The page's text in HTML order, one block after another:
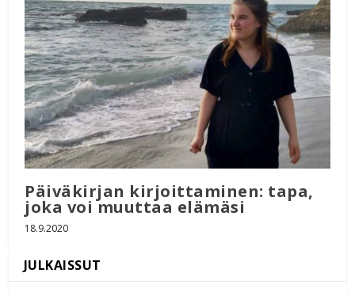
Päiväkirjan kirjoittaminen: tapa,
joka voi muuttaa elämäsi
18.9.2020